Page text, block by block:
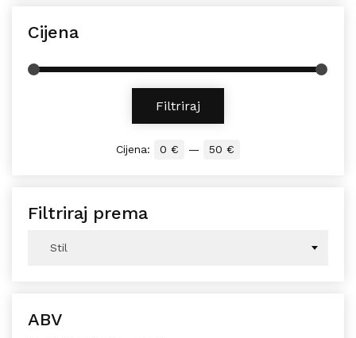
Cijena
Filtriraj
Cijena: 0 € — 50 €
Filtriraj prema
Stil
ABV